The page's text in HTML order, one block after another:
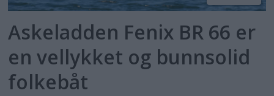
Askeladden Fenix BR 66 er
en vellykket og bunnsolid
folkebåt